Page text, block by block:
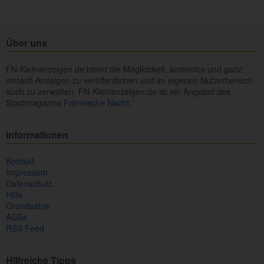
Über uns
FN-Kleinanzeigen.de bietet die Möglichkeit, kostenlos und ganz
einfach Anzeigen zu veröffentlichen und im eigenen Nutzerbereich
auch zu verwalten. FN-Kleinanzeigen.de ist ein Angebot des
Stadtmagazins Fränkische Nacht.
Informationen
Kontakt
Impressum
Datenschutz
Hilfe
Grundsätze
AGBs
RSS Feed
Hilfreiche Tipps